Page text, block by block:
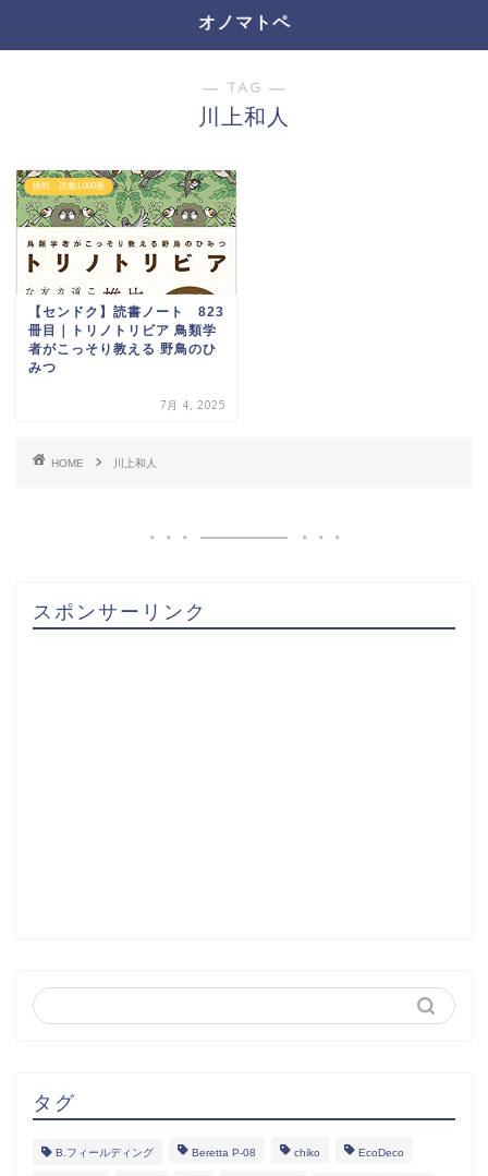
オノマトペ
― TAG ―
川上和人
挑戦・読書1,000冊
【センドク】読書ノート 823
冊目｜トリノトリビア 鳥類学
者がこっそり教える 野鳥のひ
みつ
7月 4, 2025
HOME 川上和人
スポンサーリンク
タグ
B.フィールディング Beretta P-08 chiko EcoDeco